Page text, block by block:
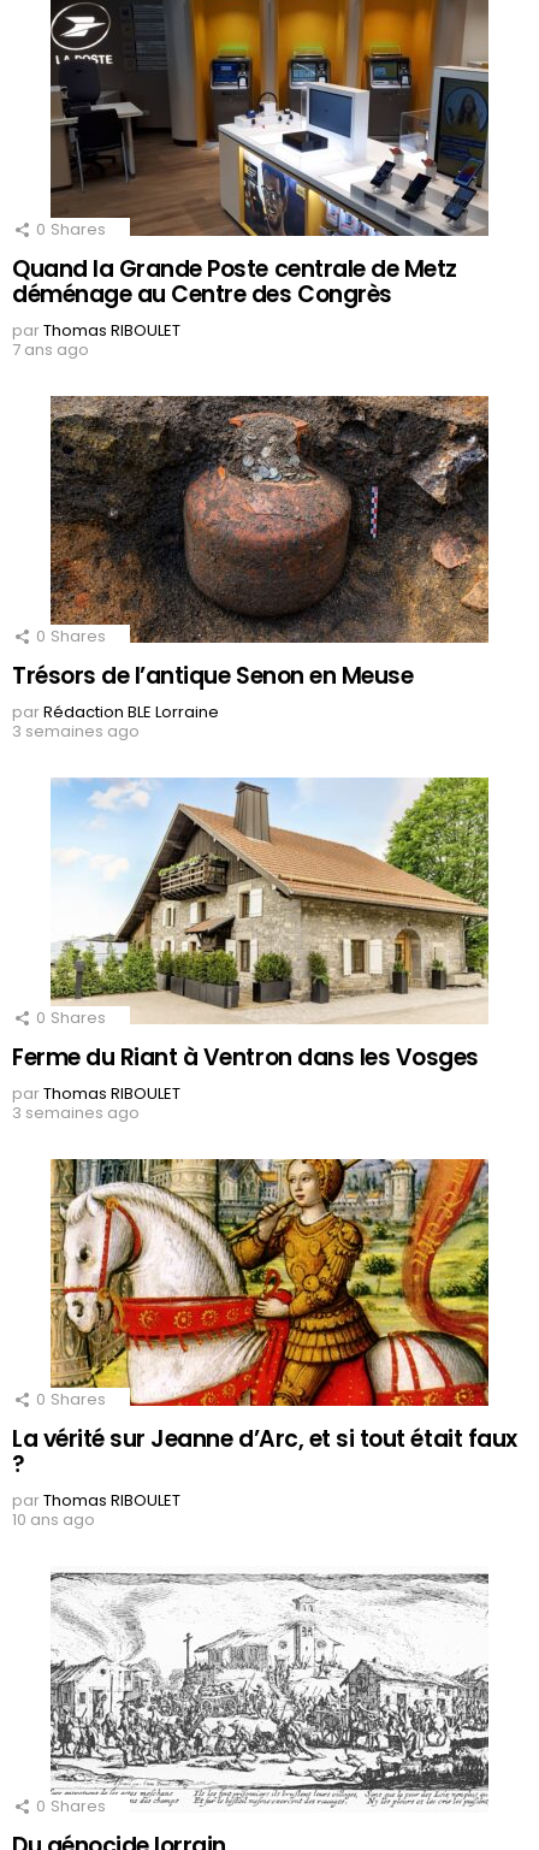
0 Shares
Quand la Grande Poste centrale de Metz
déménage au Centre des Congrès
parThomas RIBOULET
7 ans ago
0 Shares
Trésors de l’antique Senon en Meuse
parRédaction BLE Lorraine
3 semaines ago
0 Shares
Ferme du Riant à Ventron dans les Vosges
parThomas RIBOULET
3 semaines ago
0 Shares
La vérité sur Jeanne d’Arc, et si tout était faux
?
parThomas RIBOULET
10 ans ago
0 Shares